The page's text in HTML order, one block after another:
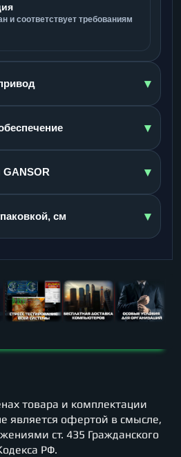
и соответствует требованиям
▾
▾
▾
см ▾
товара и комплектации
является офертой в смысле,
ст. 435 Гражданского
РФ.